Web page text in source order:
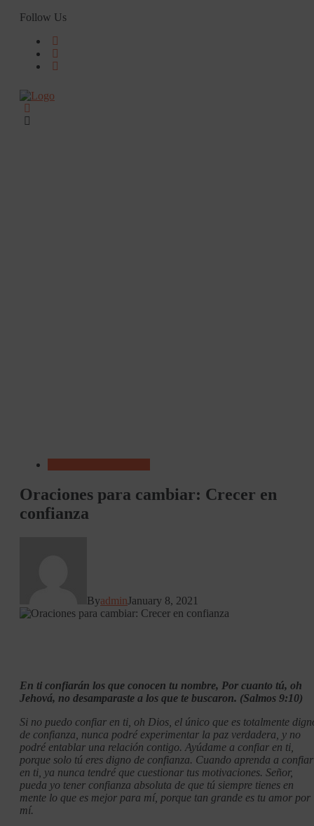
Skip
Follow Us
Oraciones para cambiar: Crecer en
confianza
ByadminJanuary 8, 2021
En ti confiarán los que conocen tu nombre, Por cuanto tú, oh
Jehová, no desamparaste a los que te buscaron. (Salmos 9:10)
Si no puedo confiar en ti, oh Dios, el único que es totalmente
de confianza, nunca podré experimentar la paz verdadera, y no
podré entablar una relación contigo. Ayúdame a confiar en ti,
porque solo tú eres digno de confianza. Cuando aprenda a confiar
en ti, ya nunca tendré que cuestionar tus motivaciones. Señor,
pueda yo tener confianza absoluta de que tú siempre tienes en
mente lo que es mejor para mí, porque tan grande es tu amor por
mí.